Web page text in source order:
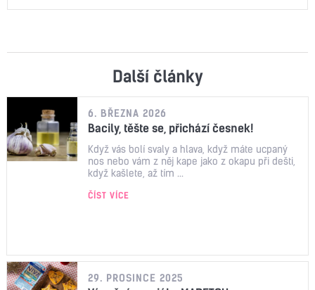
Další články
6. BŘEZNA 2026
Bacily, těšte se, přichází česnek!
Když vás bolí svaly a hlava, když máte ucpaný
nos nebo vám z něj kape jako z okapu při dešti,
když kašlete, až tím ...
ČÍST VÍCE
29. PROSINCE 2025